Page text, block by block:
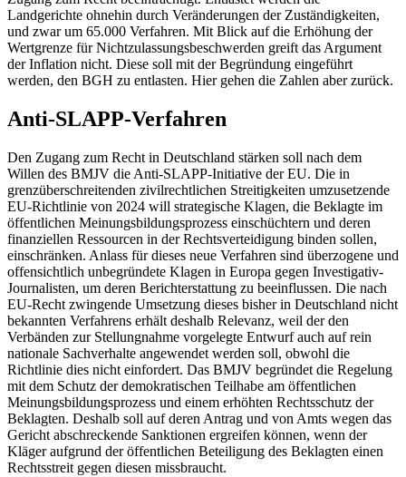
Landgerichte ohnehin durch Veränderungen der Zuständigkeiten,
und zwar um 65.000 Verfahren. Mit Blick auf die Erhöhung der
Wertgrenze für Nichtzulassungsbeschwerden greift das Argument
der Inflation nicht. Diese soll mit der Begründung eingeführt
werden, den BGH zu entlasten. Hier gehen die Zahlen aber zurück.
Anti-SLAPP-Verfahren
Den Zugang zum Recht in Deutschland stärken soll nach dem
Willen des BMJV die Anti-SLAPP-Initiative der EU. Die in
grenzüberschreitenden zivilrechtlichen Streitigkeiten umzusetzende
EU-Richtlinie von 2024 will strategische Klagen, die Beklagte im
öffentlichen Meinungsbildungsprozess einschüchtern und deren
finanziellen Ressourcen in der Rechtsverteidigung binden sollen,
einschränken. Anlass für dieses neue Verfahren sind überzogene und
offensichtlich unbegründete Klagen in Europa gegen Investigativ-
Journalisten, um deren Berichterstattung zu beeinflussen. Die nach
EU-Recht zwingende Umsetzung dieses bisher in Deutschland nicht
bekannten Verfahrens erhält deshalb Relevanz, weil der den
Verbänden zur Stellungnahme vorgelegte Entwurf auch auf rein
nationale Sachverhalte angewendet werden soll, obwohl die
Richtlinie dies nicht einfordert. Das BMJV begründet die Regelung
mit dem Schutz der demokratischen Teilhabe am öffentlichen
Meinungsbildungsprozess und einem erhöhten Rechtsschutz der
Beklagten. Deshalb soll auf deren Antrag und von Amts wegen das
Gericht abschreckende Sanktionen ergreifen können, wenn der
Kläger aufgrund der öffentlichen Beteiligung des Beklagten einen
Rechtsstreit gegen diesen missbraucht.